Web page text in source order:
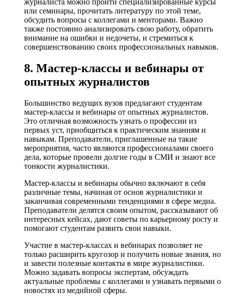
или семинары, прочитать литературу по этой теме,
обсудить вопросы с коллегами и менторами. Важно
также постоянно анализировать свою работу, обратить
внимание на ошибки и недочеты, и стремиться к
совершенствованию своих профессиональных навыков.
8. Мастер-классы и вебинары от
опытных журналистов
Большинство ведущих вузов предлагают студентам
мастер-классы и вебинары от опытных журналистов.
Это отличная возможность узнать о профессии из
первых уст, приобщиться к практическим знаниям и
навыкам. Преподаватели, приглашенные на такие
мероприятия, часто являются профессионалами своего
дела, которые провели долгие годы в СМИ и знают все
тонкости журналистики.
Мастер-классы и вебинары обычно включают в себя
различные темы, начиная от основ журналистики и
заканчивая современными тенденциями в сфере медиа.
Преподаватели делятся своим опытом, рассказывают об
интересных кейсах, дают советы по карьерному росту и
помогают студентам развить свои навыки.
Участие в мастер-классах и вебинарах позволяет не
только расширить кругозор и получить новые знания, но
и завести полезные контакты в мире журналистики.
Можно задавать вопросы экспертам, обсуждать
актуальные проблемы с коллегами и узнавать первыми о
новостях из медийной сферы.